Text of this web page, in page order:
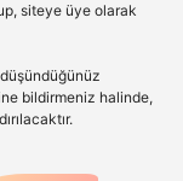
siteye üye olarak
bildirmeniz halinde,